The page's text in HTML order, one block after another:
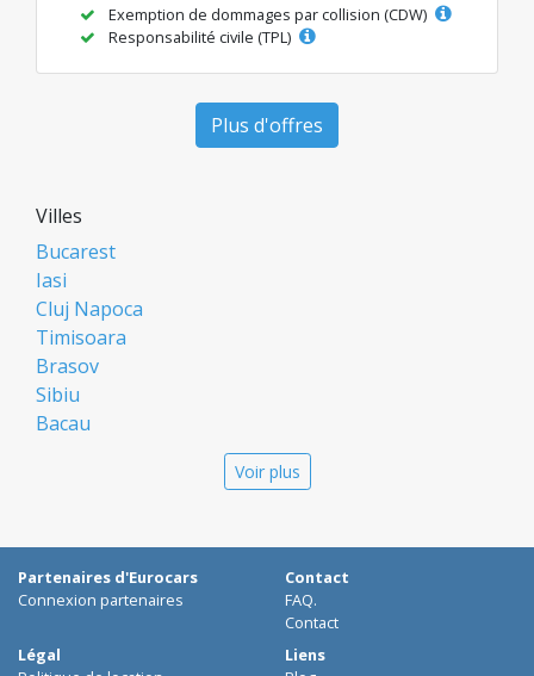
Exemption de dommages par collision (CDW)
Responsabilité civile (TPL)
Plus d'offres
Villes
Bucarest
Iasi
Cluj Napoca
Timisoara
Brasov
Sibiu
Bacau
Galati
Suceava
Focsani
Voir plus
Partenaires d'Eurocars
Connexion partenaires
Contact
FAQ.
Contact
Légal
Liens